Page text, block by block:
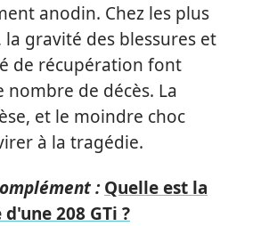
anodin. Chez les plus
la gravité des blessures et
de récupération font
nombre de décès. La
et le moindre choc
à la tragédie.
: Quelle est la
208 GTi ?